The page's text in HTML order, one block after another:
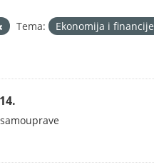
Tema: Ekonomija i financije